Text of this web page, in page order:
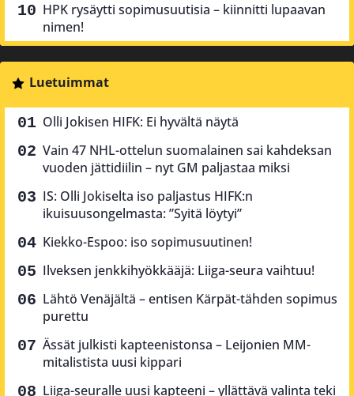
HPK rysäytti sopimusuutisia – kiinnitti lupaavan
nimen!
Luetuimmat
Olli Jokisen HIFK: Ei hyvältä näytä
Vain 47 NHL-ottelun suomalainen sai kahdeksan
vuoden jättidiilin – nyt GM paljastaa miksi
IS: Olli Jokiselta iso paljastus HIFK:n
ikuisuusongelmasta: ”Syitä löytyi”
Kiekko-Espoo: iso sopimusuutinen!
Ilveksen jenkkihyökkääjä: Liiga-seura vaihtuu!
Lähtö Venäjältä – entisen Kärpät-tähden sopimus
purettu
Ässät julkisti kapteenistonsa – Leijonien MM-
mitalistista uusi kippari
Liiga-seuralle uusi kapteeni – yllättävä valinta teki